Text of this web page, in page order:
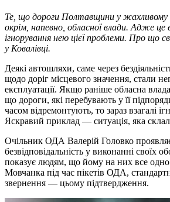
Те, що дороги Полтавщини у жахливому
окрім, напевно, обласної влади. Адже це
ігнорування нею цієї проблеми. Про що
у Ковалівці.
Деякі автошляхи, саме через
щодо доріг місцевого значення, стали
експлуатації. Якщо раніше обласна
що дороги, які перебувають у її
часом відремонтують, то зараз взагалі
Яскравий приклад — ситуація, яка
Очільник ОДА Валерій Головко
безвідповідальність у виконанні своїх
показує людям, що йому на них все
Мовчанка під час пікетів ОДА,
звернення — цьому підтвердження.